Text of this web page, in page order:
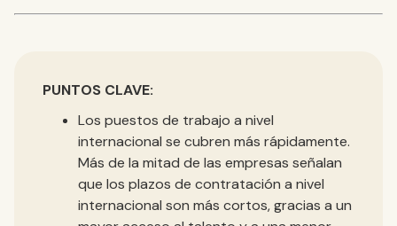
PUNTOS CLAVE:
Los puestos de trabajo a nivel
internacional se cubren más rápidamente.
Más de la mitad de las empresas señalan
que los plazos de contratación a nivel
internacional son más cortos, gracias a un